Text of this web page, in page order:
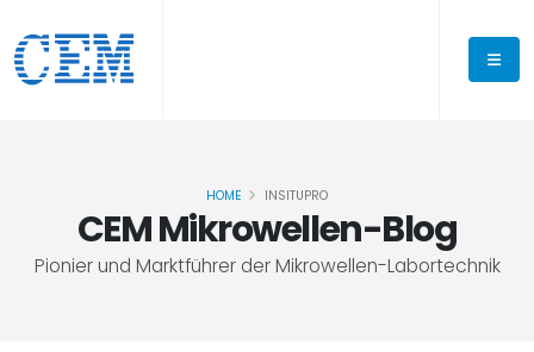
CEM Mikrowellen-Blog
Pionier und Marktführer der Mikrowellen-Labortechnik
HOME INSITUPRO